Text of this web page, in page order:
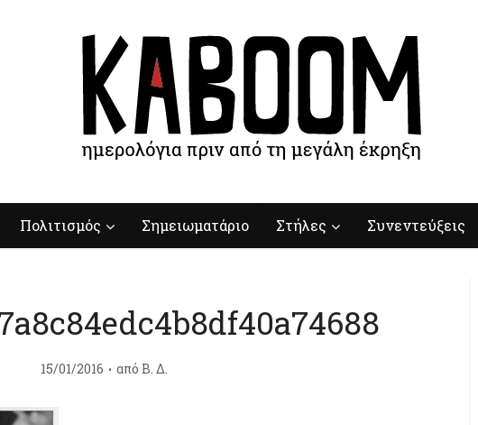
Πολιτισμός Σημειωματάριο Στήλες Συνεντεύξεις
15/01/2016 από Β. Δ.